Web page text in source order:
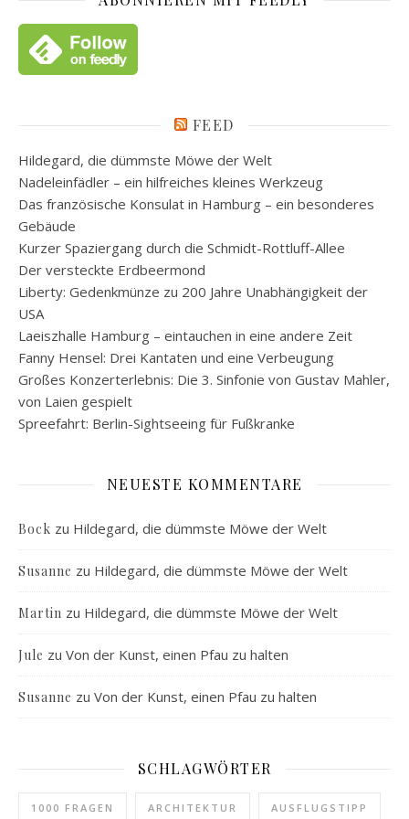
FEED
Hildegard, die dümmste Möwe der Welt
Nadeleinfädler – ein hilfreiches kleines Werkzeug
Das französische Konsulat in Hamburg – ein besonderes
Gebäude
Kurzer Spaziergang durch die Schmidt-Rottluff-Allee
Der versteckte Erdbeermond
Liberty: Gedenkmünze zu 200 Jahre Unabhängigkeit der
USA
Laeiszhalle Hamburg – eintauchen in eine andere Zeit
Fanny Hensel: Drei Kantaten und eine Verbeugung
Großes Konzerterlebnis: Die 3. Sinfonie von Gustav Mahler,
von Laien gespielt
Spreefahrt: Berlin-Sightseeing für Fußkranke
NEUESTE KOMMENTARE
Bock zu Hildegard, die dümmste Möwe der Welt
Susanne zu Hildegard, die dümmste Möwe der Welt
Martin zu Hildegard, die dümmste Möwe der Welt
Jule zu Von der Kunst, einen Pfau zu halten
Susanne zu Von der Kunst, einen Pfau zu halten
SCHLAGWÖRTER
1000 FRAGEN ARCHITEKTUR AUSFLUGSTIPP